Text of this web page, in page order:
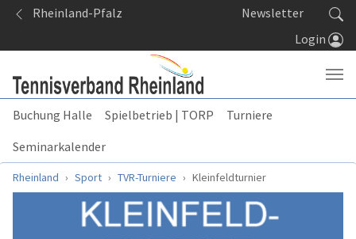
Springe zum Seiteninhalt
Rheinland-Pfalz
Newsletter
Login
Buchung Halle Spielbetrieb | TORP
Turniere
Seminarkalender
Sie sind hier:
Rheinland Sport TVR-Turniere Kleinfeldturnier